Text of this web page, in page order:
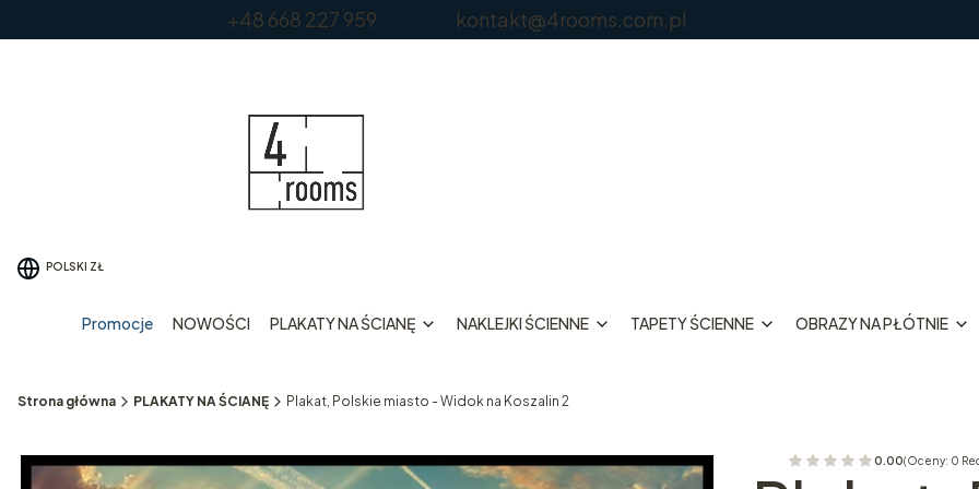
+48 668 227 959 kontakt@4rooms.com.pl
POLSKI ZŁ
Promocje NOWOŚCI PLAKATY NA ŚCIANĘ NAKLEJKI ŚCIENNE TAPETY ŚCIENNE OBRAZY NA PŁÓTNIE
Strona główna PLAKATY NA ŚCIANĘ Plakat, Polskie miasto - Widok na Koszalin 2
0.00(Oceny: 0